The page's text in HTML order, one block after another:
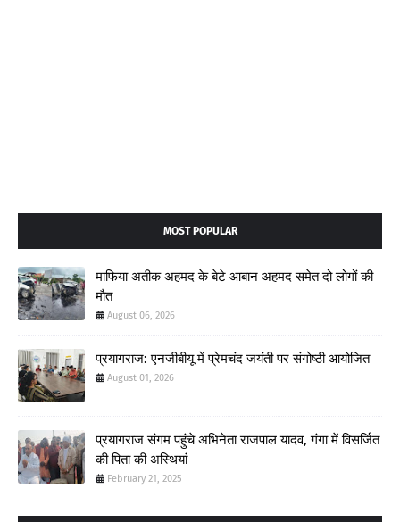
MOST POPULAR
माफिया अतीक अहमद के बेटे आबान अहमद समेत दो लोगों की
मौत
August 06, 2026
प्रयागराज: एनजीबीयू में प्रेमचंद जयंती पर संगोष्ठी आयोजित
August 01, 2026
प्रयागराज संगम पहुंचे अभिनेता राजपाल यादव, गंगा में विसर्जित
की पिता की अस्थियां
February 21, 2025